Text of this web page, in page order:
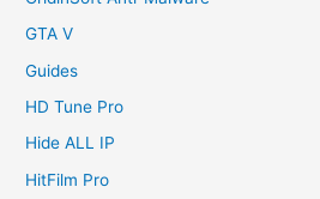
GTA V
Guides
HD Tune Pro
Hide ALL IP
HitFilm Pro